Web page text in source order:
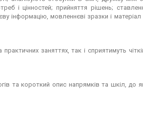
і цінностей; прийняття рішень;
інформацію, мовленнєві зразки і
заняттях, так і сприятимуть чіткій
та короткий опис напрямків та шкіл, до